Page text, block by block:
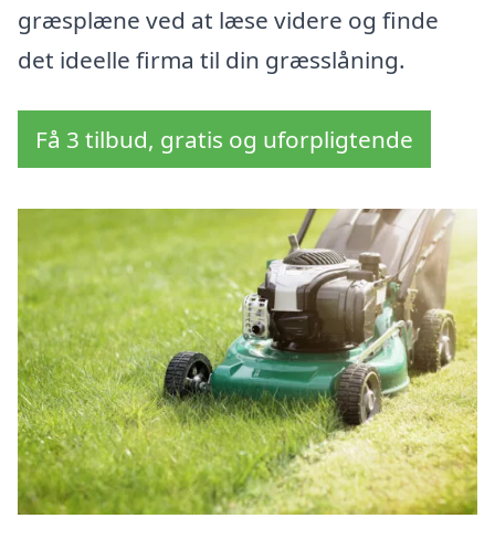
græsplæne ved at læse videre og finde
det ideelle firma til din græsslåning.
Få 3 tilbud, gratis og uforpligtende